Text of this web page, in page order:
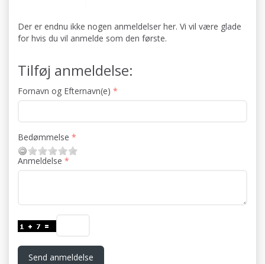
Der er endnu ikke nogen anmeldelser her. Vi vil være glade
for hvis du vil anmelde som den første.
Tilføj anmeldelse:
Fornavn og Efternavn(e)
Bedømmelse
Anmeldelse
Send anmeldelse